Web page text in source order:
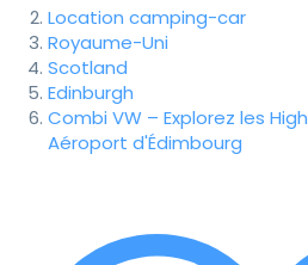
Location camping-car
Royaume-Uni
Scotland
Edinburgh
Combi VW – Explorez les
Aéroport d'Édimbourg